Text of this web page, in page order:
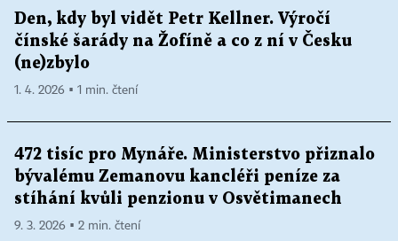
Den, kdy byl vidět Petr Kellner. Výročí
čínské šarády na Žofíně a co z ní v Česku
(ne)zbylo
1. 4. 2026 ▪ 1 min. čtení
472 tisíc pro Mynáře. Ministerstvo přiznalo
bývalému Zemanovu kancléři peníze za
stíhání kvůli penzionu v Osvětimanech
9. 3. 2026 ▪ 2 min. čtení